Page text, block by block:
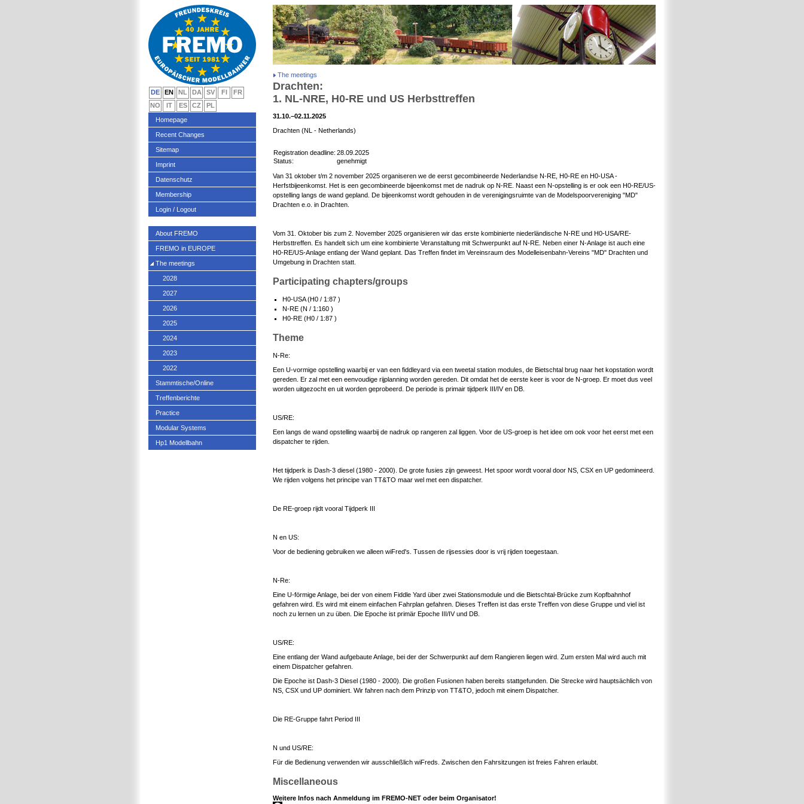
The meetings
Drachten:
1. NL-NRE, H0-RE und US Herbsttreffen
31.10.–02.11.2025
Drachten (NL - Netherlands)
Registration deadline: 28.09.2025
Status:
genehmigt
Van 31 oktober t/m 2 november 2025 organiseren we de eerst gecombineerde Nederlandse N-RE, H0-RE en H0-USA -
Herfstbijeenkomst. Het is een gecombineerde bijeenkomst met de nadruk op N-RE. Naast een N-opstelling is er ook een H0-RE/US-
opstelling langs de wand gepland. De bijeenkomst wordt gehouden in de verenigingsruimte van de Modelspoorvereniging "MD"
Drachten e.o. in Drachten.
Vom 31. Oktober bis zum 2. November 2025 organisieren wir das erste kombinierte niederländische N-RE und H0-USA/RE-
Herbsttreffen. Es handelt sich um eine kombinierte Veranstaltung mit Schwerpunkt auf N-RE. Neben einer N-Anlage ist auch eine
H0-RE/US-Anlage entlang der Wand geplant. Das Treffen findet im Vereinsraum des Modelleisenbahn-Vereins "MD" Drachten und
Umgebung in Drachten statt.
Participating chapters/groups
H0-USA (H0 / 1:87 )
N-RE (N / 1:160 )
H0-RE (H0 / 1:87 )
Theme
N-Re:
Een U-vormige opstelling waarbij er van een fiddleyard via een tweetal station modules, de Bietschtal brug naar het kopstation wordt
gereden. Er zal met een eenvoudige rijplanning worden gereden. Dit omdat het de eerste keer is voor de N-groep. Er moet dus veel
worden uitgezocht en uit worden geprobeerd. De periode is primair tijdperk III/IV en DB.
US/RE:
Een langs de wand opstelling waarbij de nadruk op rangeren zal liggen. Voor de US-groep is het idee om ook voor het eerst met een
dispatcher te rijden.
Het tijdperk is Dash-3 diesel (1980 - 2000). De grote fusies zijn geweest. Het spoor wordt vooral door NS, CSX en UP gedomineerd.
We rijden volgens het principe van TT&TO maar wel met een dispatcher.
De RE-groep rijdt vooral Tijdperk III
N en US:
Voor de bediening gebruiken we alleen wiFred's. Tussen de rijsessies door is vrij rijden toegestaan.
N-Re:
Eine U-förmige Anlage, bei der von einem Fiddle Yard über zwei Stationsmodule und die Bietschtal-Brücke zum Kopfbahnhof
gefahren wird. Es wird mit einem einfachen Fahrplan gefahren. Dieses Treffen ist das erste Treffen von diese Gruppe und viel ist
noch zu lernen un zu üben. Die Epoche ist primär Epoche III/IV und DB.
US/RE:
Eine entlang der Wand aufgebaute Anlage, bei der der Schwerpunkt auf dem Rangieren liegen wird. Zum ersten Mal wird auch mit
einem Dispatcher gefahren.
Die Epoche ist Dash-3 Diesel (1980 - 2000). Die großen Fusionen haben bereits stattgefunden. Die Strecke wird hauptsächlich von
NS, CSX und UP dominiert. Wir fahren nach dem Prinzip von TT&TO, jedoch mit einem Dispatcher.
Die RE-Gruppe fahrt Period III
N und US/RE:
Für die Bedienung verwenden wir ausschließlich wiFreds. Zwischen den Fahrsitzungen ist freies Fahren erlaubt.
Miscellaneous
Weitere Infos nach Anmeldung im FREMO-NET oder beim Organisator!
DE EN NL DA SV FI
FR
NO
IT ES CZ
PL
Homepage
Recent Changes
Sitemap
Imprint
Datenschutz
Membership
Login / Logout
About FREMO
FREMO in EUROPE
The meetings
2028
2027
2026
2025
2024
2023
2022
Stammtische/Online
Treffenberichte
Practice
Modular Systems
Hp1 Modellbahn